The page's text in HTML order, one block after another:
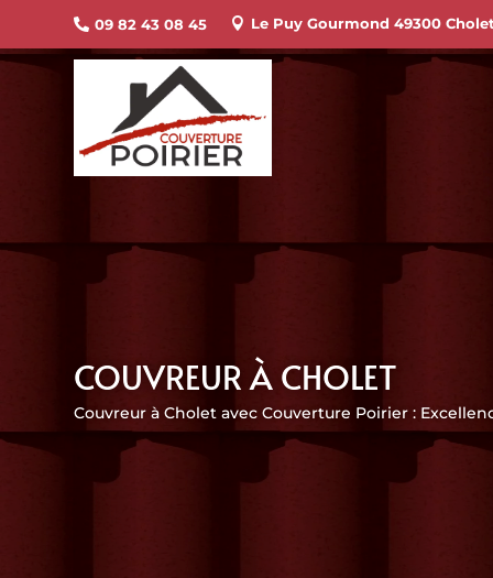
 09 82 43 08 45  Le Puy Gourmond 49300 Cholet
COUVREUR À CHOLET
Couvreur à Cholet avec Couverture Poirier :